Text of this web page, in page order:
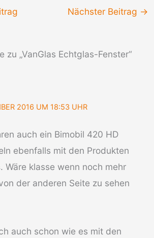
Nächster Beitrag →
zu „VanGlas Echtglas-Fenster“
2016 UM 18:53 UHR
auch ein Bimobil 420 HD
ebenfalls mit den Produkten
Wäre klasse wenn noch mehr
der anderen Seite zu sehen
auch schon wie es mit den